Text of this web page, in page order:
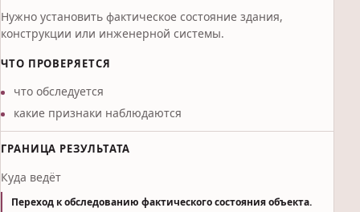
Нужно установить фактическое состояние здания,
конструкции или инженерной системы.
ЧТО ПРОВЕРЯЕТСЯ
что обследуется
какие признаки наблюдаются
ГРАНИЦА РЕЗУЛЬТАТА
Куда ведёт
Переход к обследованию фактического состояния объекта.